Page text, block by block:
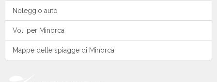
Noleggio auto
Voli per Minorca
Mappe delle spiagge di Minorca